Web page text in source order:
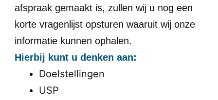
afspraak gemaakt is, zullen wij u nog een
korte vragenlijst opsturen waaruit wij onze
informatie kunnen ophalen.
Hierbij kunt u denken aan:
Doelstellingen
USP